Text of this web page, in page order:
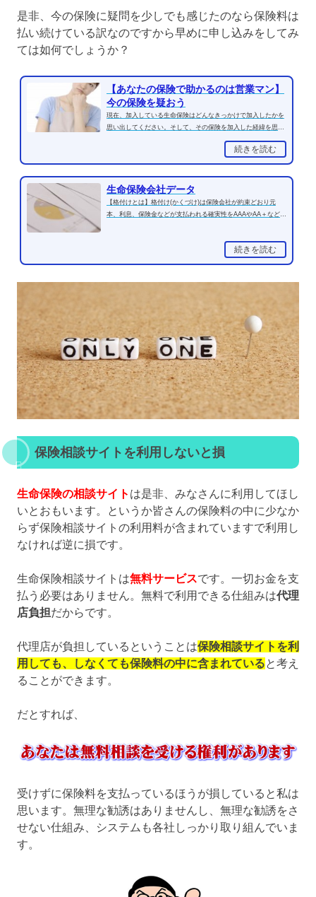
是非、今の保険に疑問を少しでも感じたのなら保険料は
払い続けている訳なのですから早めに申し込みをしてみ
ては如何でしょうか？
【あなたの保険で助かるのは営業マン】
今の保険を疑おう
現在、加入している生命保険はどんなきっかけで加入したかを
思い出してください。そして、その保険を加入した経緯を思い
続きを読む
生命保険会社データ
【格付けとは】格付け(かくづけ)は保険会社が約束どおり元
本、利息、保険金などが支払われる確実性をAAAやAA＋などの
続きを読む
保険相談サイトを利用しないと損
生命保険の相談サイト は是非、みなさんに利用してほし
いとおもいます。というか皆さんの保険料の中に少なか
らず保険相談サイトの利用料が含まれていますで利用し
なければ逆に損です。
生命保険相談サイトは無料サービスです。一切お金を支
払う必要はありません。無料で利用できる仕組みは代理
店負担だからです。
代理店が負担しているということは保険相談サイトを利
用しても、しなくても保険料の中に含まれていると考え
ることができます。
だとすれば、
受けずに保険料を支払っているほうが損していると私は
思います。無理な勧誘はありませんし、無理な勧誘をさ
せない仕組み、システムも各社しっかり取り組んでいま
す。